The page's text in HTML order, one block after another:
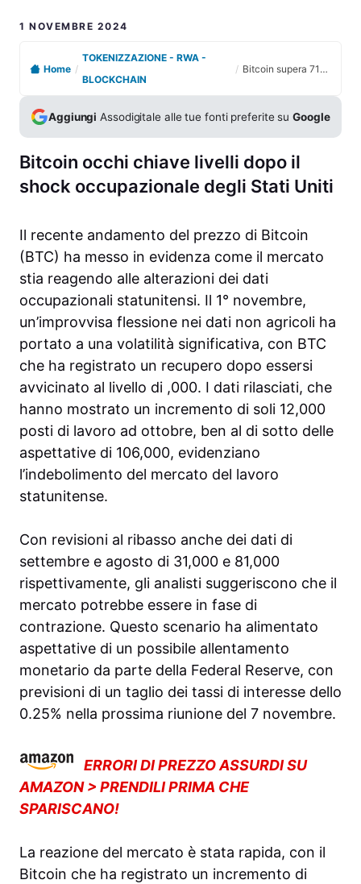
1 NOVEMBRE 2024
Home /
TOKENIZZAZIONE - RWA -
BLOCKCHAIN
/ Bitcoin supera 71K dopo il shock occupazionale negli Stati Uniti: analisi e previsioni
Aggiungi Assodigitale alle tue fonti preferite suGoogle
Bitcoin occhi chiave livelli dopo il
shock occupazionale degli Stati Uniti
Il recente andamento del prezzo di Bitcoin
(BTC) ha messo in evidenza come il mercato
stia reagendo alle alterazioni dei dati
occupazionali statunitensi. Il 1° novembre,
un’improvvisa flessione nei dati non agricoli ha
portato a una volatilità significativa, con BTC
che ha registrato un recupero dopo essersi
avvicinato al livello di ,000. I dati rilasciati, che
hanno mostrato un incremento di soli 12,000
posti di lavoro ad ottobre, ben al di sotto delle
aspettative di 106,000, evidenziano
l’indebolimento del mercato del lavoro
statunitense.
Con revisioni al ribasso anche dei dati di
settembre e agosto di 31,000 e 81,000
rispettivamente, gli analisti suggeriscono che il
mercato potrebbe essere in fase di
contrazione. Questo scenario ha alimentato
aspettative di un possibile allentamento
monetario da parte della Federal Reserve, con
previsioni di un taglio dei tassi di interesse dello
0.25% nella prossima riunione del 7 novembre.
ERRORI DI PREZZO ASSURDI SU
AMAZON > PRENDILI PRIMA CHE
SPARISCANO!
La reazione del mercato è stata rapida, con il
Bitcoin che ha registrato un incremento di